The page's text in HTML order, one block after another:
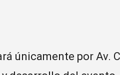
únicamente por Av.